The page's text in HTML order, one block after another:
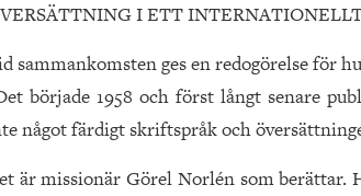
I ETT
sammankomsten ges en redogörelse för
började 1958 och först långt senare
något färdigt skriftspråk och
är missionär Görel Norlén som berättar.